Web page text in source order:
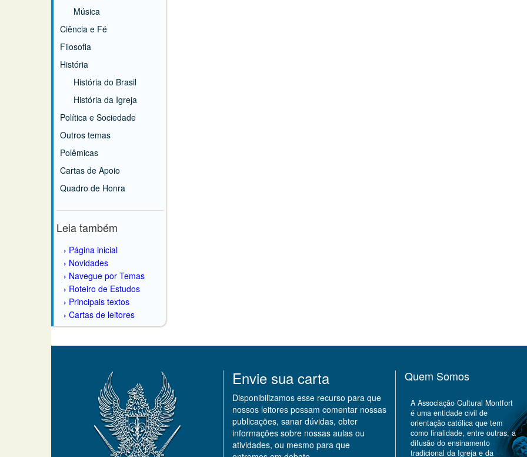
Música
Ciência e Fé
Filosofia
História
História do Brasil
História da Igreja
Política e Sociedade
Outros temas
Polêmicas
Cartas de Apoio
Quadro de Honra
Leia também
Página inicial
Novidades
Navegue por Temas
Roteiro de Estudos
Principais textos
Cartas de leitores
Envie sua carta
Disponibilizamos esse recurso para que
nossos leitores possam comentar nossas
publicações, sanar dúvidas, obter
informações sobre nossas aulas ou
atividades, ou mesmo para que
Quem Somos
A Associação Cultural Montfort
é uma entidade civil de
orientação católica que tem
como finalidade, entre outras, a
difusão do ensinamento
tradicional da Igreja e da